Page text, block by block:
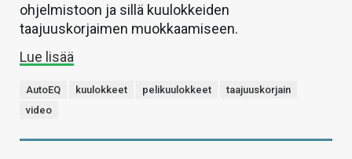
ohjelmistoon ja sillä kuulokkeiden
taajuuskorjaimen muokkaamiseen.
Lue lisää
AutoEQ kuulokkeet pelikuulokkeet
taajuuskorjain
video